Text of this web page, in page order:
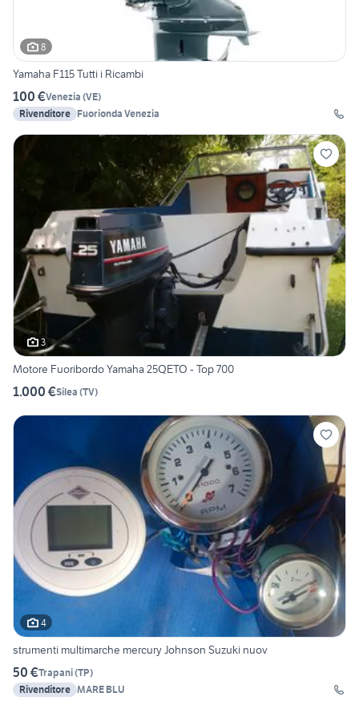
8
Yamaha F115 Tutti i Ricambi
100 €Venezia (VE)
Rivenditore Fuorionda Venezia
3
Motore Fuoribordo Yamaha 25QETO - Top 700
1.000 €Silea (TV)
4
strumenti multimarche mercury Johnson Suzuki nuov
50 €Trapani(TP)
Rivenditore MARE BLU